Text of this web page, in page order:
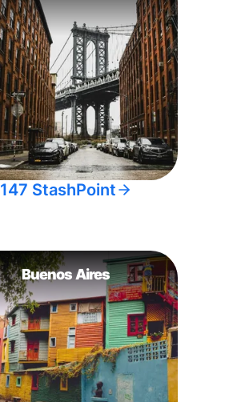
147 StashPoint
Buenos Aires